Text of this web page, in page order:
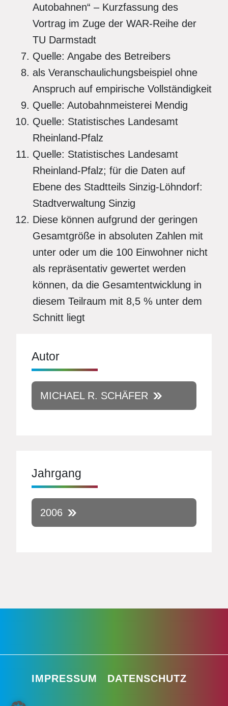
Autobahnen“ – Kurzfassung des
Vortrag im Zuge der WAR-Reihe der
TU Darmstadt
Quelle: Angabe des Betreibers
als Veranschaulichungsbeispiel ohne
Anspruch auf empirische Vollständigkeit
Quelle: Autobahnmeisterei Mendig
Quelle: Statistisches Landesamt
Rheinland-Pfalz
Quelle: Statistisches Landesamt
Rheinland-Pfalz; für die Daten auf
Ebene des Stadtteils Sinzig-Löhndorf:
Stadtverwaltung Sinzig
Diese können aufgrund der geringen
Gesamtgröße in absoluten Zahlen mit
unter oder um die 100 Einwohner nicht
als repräsentativ gewertet werden
können, da die Gesamtentwicklung in
diesem Teilraum mit 8,5 % unter dem
Schnitt liegt
Autor
MICHAEL R. SCHÄFER
Jahrgang
2006
IMPRESSUM DATENSCHUTZ